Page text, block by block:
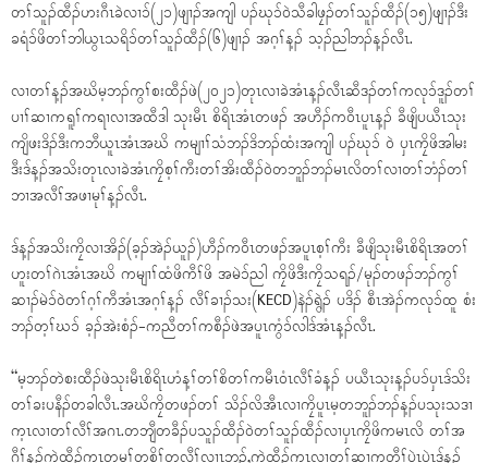
တၢ်သူၣ်ထီၣ်ဟးဂီၤခဲလၢၥ်(၂၁)ဖျၢၣ်အကျါ ပၣ်ဃုၥ်၀ဲသီခါဖၠၣ်တၢ်သူၣ်ထီၣ်(၁၅)ဖျၢၣ်ဒီး
ခရံၥ်ဖိတၢ်ဘါယွၤသရိၥ်တၢ်သူၣ်ထီၣ်(၆)ဖျၢၣ် အဂ့ၢ်န့ၣ် သ့ၣ်ညါဘၣ်န့ၣ်လီၤ.
လၢတၢ်န့ၣ်အဃိမ့ဘၣ်ကွၢ်စးထီၣ်ဖဲ(၂၀၂၁)တုၤလၢခဲအံၤန့ၣ်လီၤဆီဒၣ်တၢ်ကလုၥ်ဒူၣ်တၢ်
ပၢၢ်ဆၢကရူၢ်ကရၢလၢအထီဒါ သုးမီၤ စိရိၤအံၤတဖၣ် အဟီၣ်က၀ီၤပူၤန့ၣ် ခီဖျိပယီၤသုး
ကျိဖးဒိၣ်ဒီးကဘီယူၤအံၤအဃိ ကမျၢၢ်သံဘၣ်ဒိဘၣ်ထံးအကျါ ပၣ်ဃုၥ် ၀ဲ ပှၤကၠိဖိအါမး
ဒီးဒ်န့ၣ်အသိးတုၤလၢခဲအံၤကၠိစ့ၢ်ကီးတၢ်အိးထီၣ်၀ဲတဘူၣ်ဘၣ်မၤလိတၢ်လၢတၢ်ဘံၣ်တၢ်
ဘၢအလီၢ်အဖၢမုၢ်န့ၣ်လီၤ.
ဒ်န့ၣ်အသိးကၠိလၢအိၣ်(ခ့ၣ်အဲၣ်ယူၣ်)ဟီၣ်က၀ီၤတဖၣ်အပူၤစ့ၢ်ကီး ခီဖျိသုးမီၤစိရိၤအတၢ်
ဟူးတၢ်ဂဲၤအံၤအဃိ ကမျၢၢ်ထံဖိကီၢ်ဖိ အမဲၥ်ညါ ကၠိဖိဒီးကၠိသရၣ်/မုၣ်တဖၣ်ဘၣ်ကွၢ်
ဆၢၣ်မဲၥ်၀ဲတၢ်ဂ့ၢ်ကီအံၤအဂ့ၢ်န့ၣ် လီၢ်ခၢၣ်သး(KECD)နဲၣ်ရွဲၣ် ပဒိၣ် စီၤအဲၣ်ကလုၥ်ထူ စံး
ဘၣ်တ့ၢ်ဃၥ် ခ့ၣ်အဲးစံၣ်-ကညီတၢ်ကစီၣ်ဖဲအပူၤကွံၥ်လါဒ်အံၤန့ၣ်လီၤ.
“မ့ဘၣ်တဲစးထီၣ်ဖဲသုးမီၤစိရိၤဟံန့ၢ်တၢ်စိတၢ်ကမီၤ၀ံၤလီၢ်ခံန့ၣ် ပယီၤသုးန့ၣ်ပၥ်ပှၤဒ်သိး
တၢ်ခးပနီၣ်တခါလီၤ.အဃိကၠိတဖၣ်တၢ် သိၣ်လိအီၤလၢကၠိပူၤမ့တဘူၣ်ဘၣ်န့ၣ်ပသုးသဒၢ
က့ၤလၢတၢ်လီၢ်အဂၤ.တဘျီတခီၣ်ပသူၣ်ထီၣ်၀ဲတၢ်သူၣ်ထီၣ်လၢပှၤကၠိဖိကမၤလိ တၢ်အ
ဂီၢ်န့ၣ်ကဲထီၣ်က့ၤတမ့ၢ်တစိၢ်တလီၢ်လၢၤဘၣ်,ကဲထီၣ်က့ၤလၢတၢ်ဆၢကတီၢ်ပှဲၤပှဲၤဒ်န့ၣ်